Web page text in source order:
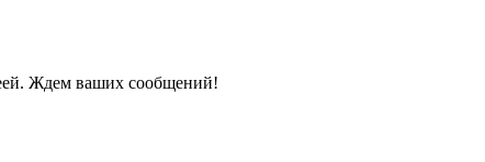
Ждем ваших сообщений!